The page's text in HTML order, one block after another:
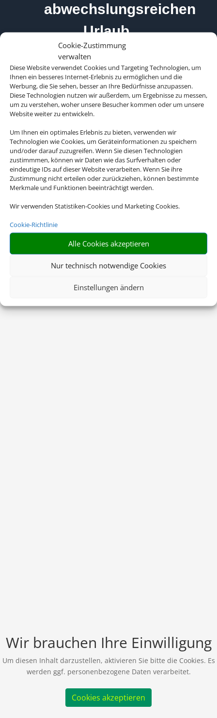
Cookie-Zustimmung
verwalten
Diese Website verwendet Cookies und Targeting Technologien, um
Ihnen ein besseres Internet-Erlebnis zu ermöglichen und die
Werbung, die Sie sehen, besser an Ihre Bedürfnisse anzupassen.
Diese Technologien nutzen wir außerdem, um Ergebnisse zu messen,
um zu verstehen, woher unsere Besucher kommen oder um unsere
Website weiter zu entwickeln.
Um Ihnen ein optimales Erlebnis zu bieten, verwenden wir
Technologien wie Cookies, um Geräteinformationen zu speichern
und/oder darauf zuzugreifen. Wenn Sie diesen Technologien
zustimmmen, können wir Daten wie das Surfverhalten oder
eindeutige IDs auf dieser Website verarbeiten. Wenn Sie ihre
Zustimmung nicht erteilen oder zurückziehen, können bestimmte
Merkmale und Funktionen beeinträchtigt werden.
Wir verwenden Statistiken-Cookies und Marketing Cookies.
Cookie-Richtlinie
Alle Cookies akzeptieren
Nur technisch notwendige Cookies
Einstellungen ändern
abwechslungsreichen
Urlaub.
Wir brauchen Ihre Einwilligung
Um diesen Inhalt darzustellen, aktivieren Sie bitte die Cookies. Es
werden ggf. personenbezogene Daten verarbeitet.
Cookies akzeptieren